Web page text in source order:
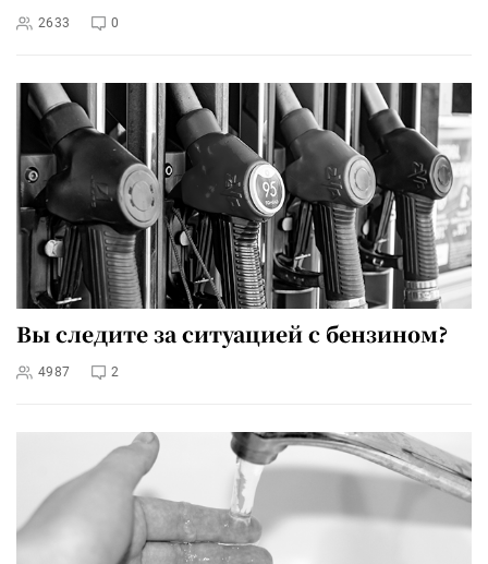
2633 0
Вы следите за ситуацией с бензином?
4987 2